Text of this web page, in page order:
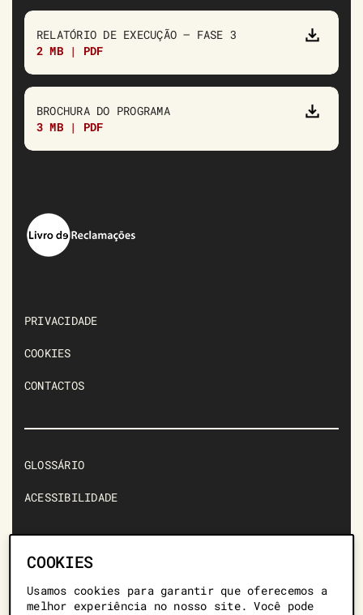
COOKIES
Usamos cookies para garantir que oferecemos a
melhor experiência no nosso site. Você pode
RELATÓRIO DE EXECUÇÃO – FASE 3
2 MB | PDF
BROCHURA DO PROGRAMA
3 MB | PDF
PRIVACIDADE
COOKIES
CONTACTOS
GLOSSÁRIO
ACESSIBILIDADE
+351 217 128 459 *